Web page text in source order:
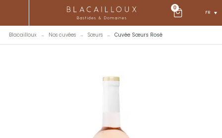
0
FR
Blacailloux → Nos cuvées → Sœurs → Cuvée Sœurs Rosé